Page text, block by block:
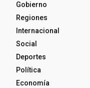
Gobierno
Regiones
Internacional
Social
Deportes
Política
Economía